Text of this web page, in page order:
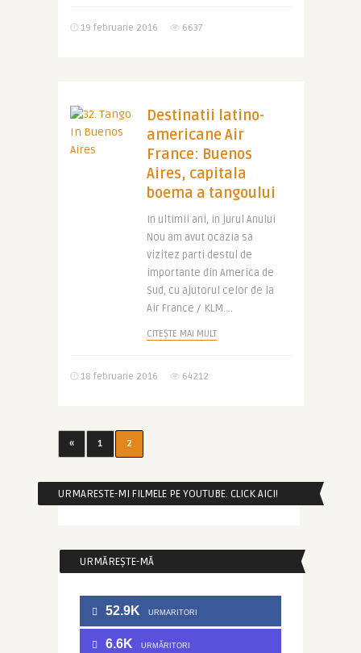
19 februarie 2016 6637
Destinatii latino-
americane Air
France: Buenos
Aires, capitala
boema a tangoului
In ultimii ani, in jurul Anului
Nou am avut ocazia sa
vizitez parti destul de
importante din America de
Sud, cu ajutorul celor de la
Air France / KLM. ..
CITEȘTE MAI MULT
18 februarie 2016 64212
« 1 2
URMARESTE-MI FILMELE PE YOUTUBE. CLICK AICI!
URMĂREȘTE-MĂ
52.9K URMARITORI
6.6K URMĂRITORI